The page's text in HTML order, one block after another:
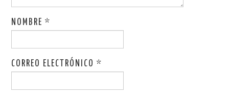
NOMBRE*
CORREO ELECTRÓNICO*